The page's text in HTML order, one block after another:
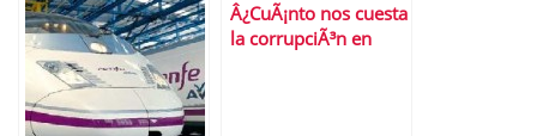
Â¿CuÃ¡nto nos cuesta
la corrupciÃ³n en